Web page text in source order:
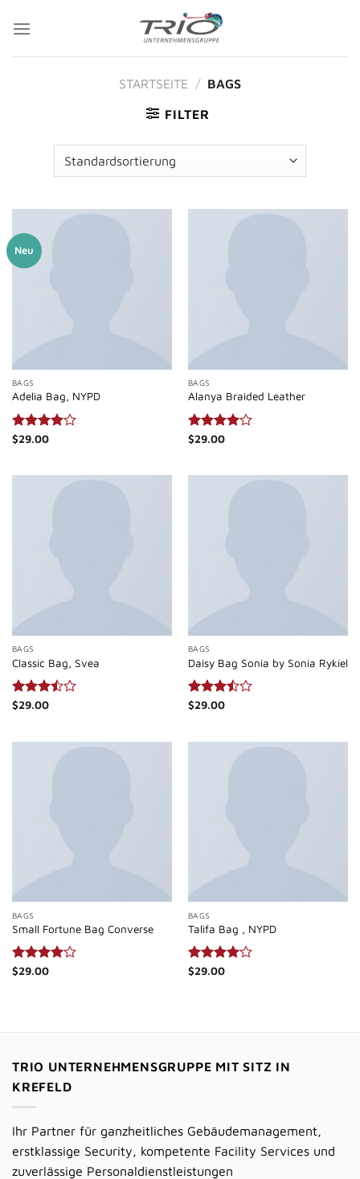
Inhalt
STARTSEITE / BAGS
FILTER
Neu
BAGS
Adelia Bag, NYPD
Bewertet
$29.00
BAGS
Alanya Braided Leather
Bewertet
$29.00
BAGS
Classic Bag, Svea
Bewertet
$29.00
BAGS
Daisy Bag Sonia by Sonia Rykiel
Bewertet
$29.00
BAGS
Small Fortune Bag Converse
Bewertet
$29.00
BAGS
Talifa Bag , NYPD
Bewertet
$29.00
TRIO UNTERNEHMENSGRUPPE MIT SITZ IN
KREFELD
Ihr Partner für ganzheitliches Gebäudemanagement,
erstklassige Security, kompetente Facility Services und
zuverlässige Personaldienstleistungen